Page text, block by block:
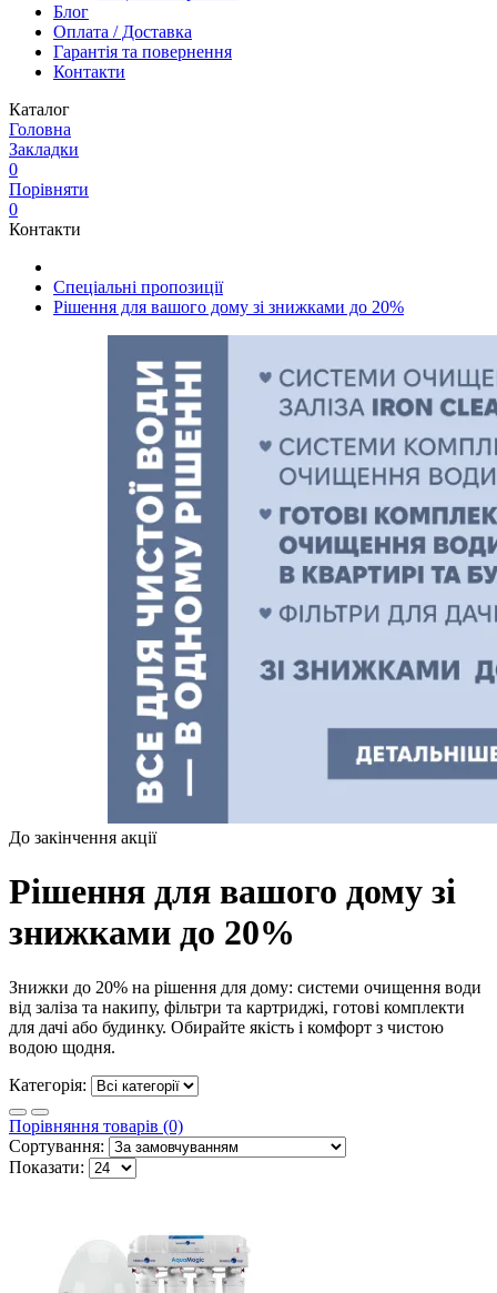
Блог
Оплата / Доставка
Гарантія та повернення
Контакти
Каталог
Головна
Закладки
0
Порівняти
0
Контакти
Спеціальні пропозиції
Рішення для вашого дому зі знижками до 20%
До закінчення акції
Рішення для вашого дому зі
знижками до 20%
Знижки до 20% на рішення для дому: системи очищення води
від заліза та накипу, фільтри та картриджі, готові комплекти
для дачі або будинку. Обирайте якість і комфорт з чистою
водою щодня.
Категорія:
Порівняння товарів (0)
Сортування:
Показати: